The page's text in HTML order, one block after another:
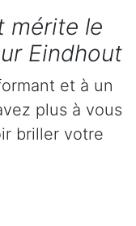
mérite le
Eindhout
et à un
plus à vous
briller votre